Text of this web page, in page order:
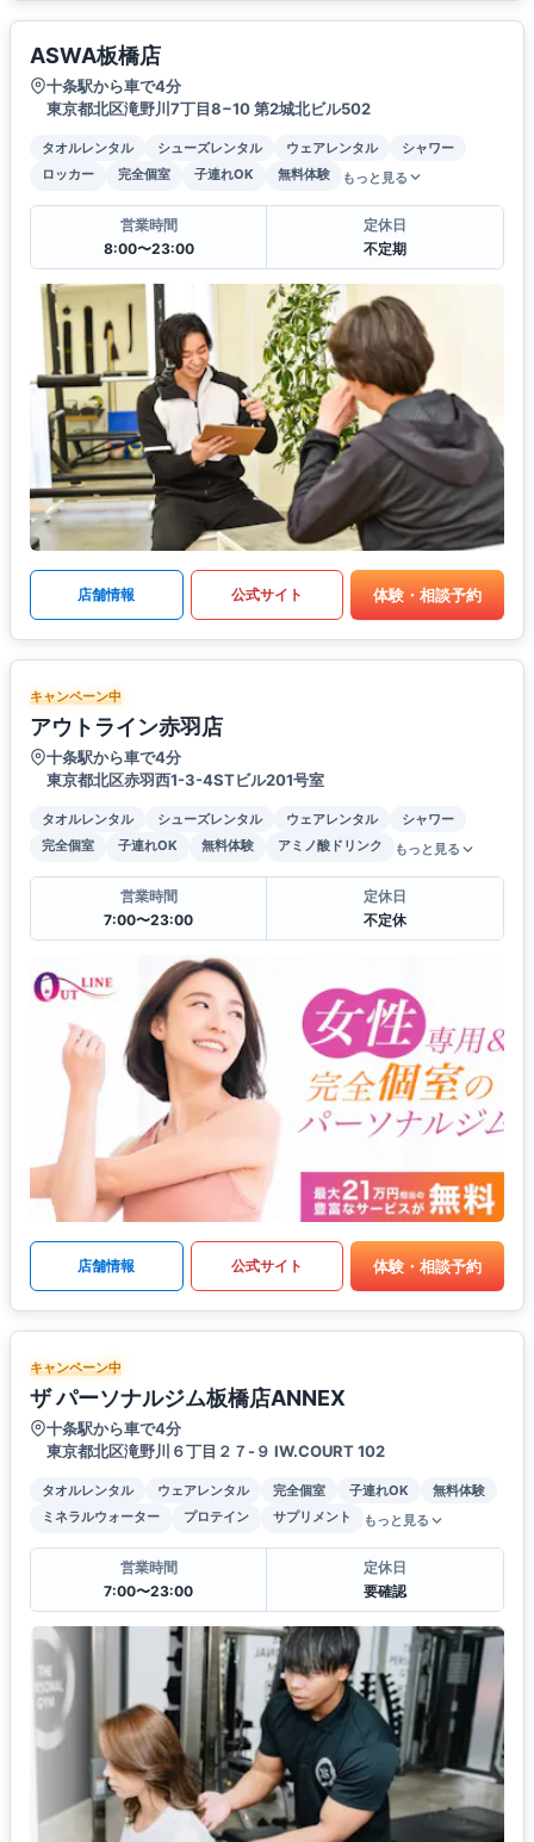
ASWA板橋店
十条駅から車で4分
東京都北区滝野川7丁目8−10 第2城北ビル502
タオルレンタル シューズレンタル ウェアレンタル
シャワー
ロッカー
完全個室 子連れOK 無料体験 もっと見る
営業時間
8:00〜23:00
定休日
不定期
店舗情報 公式サイト 体験・相談予約
キャンペーン中
アウトライン赤羽店
十条駅から車で4分
東京都北区赤羽西1-3-4STビル201号室
タオルレンタル シューズレンタル ウェアレンタル
シャワー
完全個室
子連れOK 無料体験 アミノ酸ドリンク もっと見る
営業時間
7:00〜23:00
定休日
不定休
店舗情報 公式サイト 体験・相談予約
キャンペーン中
ザ パーソナルジム板橋店ANNEX
十条駅から車で4分
東京都北区滝野川６丁目２７-９ IW.COURT 102
タオルレンタル ウェアレンタル 完全個室 子連れOK
無料体験
ミネラルウォーター
プロテイン サプリメント もっと見る
営業時間
7:00〜23:00
定休日
要確認